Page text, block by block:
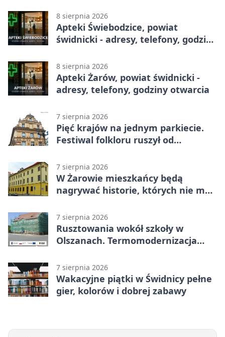
8 sierpnia 2026
Apteki Świebodzice, powiat
świdnicki - adresy, telefony, godziny
8 sierpnia 2026
Apteki Żarów, powiat świdnicki -
adresy, telefony, godziny otwarcia
7 sierpnia 2026
Pięć krajów na jednym parkiecie.
Festiwal folkloru ruszył od
7 sierpnia 2026
W Żarowie mieszkańcy będą
nagrywać historie, których nie ma
7 sierpnia 2026
Rusztowania wokół szkoły w
Olszanach. Termomodernizacja
7 sierpnia 2026
Wakacyjne piątki w Świdnicy pełne
gier, kolorów i dobrej zabawy